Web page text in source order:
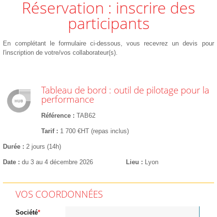
Réservation : inscrire des
participants
En complétant le formulaire ci-dessous, vous recevrez un devis pour
l'inscription de votre/vos collaborateur(s).
Tableau de bord : outil de pilotage pour la
performance
Référence TAB62
Tarif 1 700 €HT (repas inclus)
Durée 2 jours (14h)
Date du 3 au 4 décembre 2026 Lieu Lyon
VOS COORDONNÉES
Société